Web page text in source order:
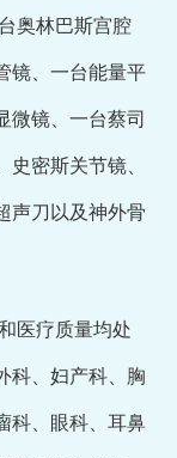
奥林巴斯宫腔
镜、一台能量平
微镜、一台蔡司
密斯关节镜、
声刀以及神外骨
医疗质量均处
科、妇产科、胸
科、眼科、耳鼻